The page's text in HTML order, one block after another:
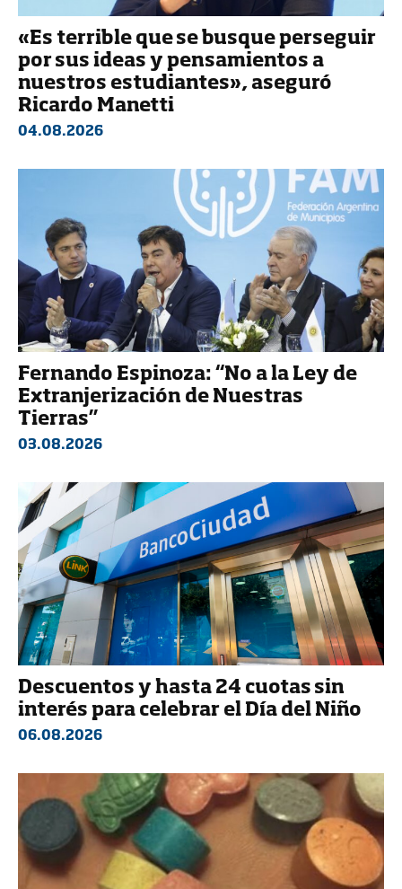
«Es terrible que se busque perseguir
por sus ideas y pensamientos a
nuestros estudiantes», aseguró
Ricardo Manetti
04.08.2026
Fernando Espinoza: “No a la Ley de
Extranjerización de Nuestras
Tierras”
03.08.2026
Descuentos y hasta 24 cuotas sin
interés para celebrar el Día del Niño
06.08.2026